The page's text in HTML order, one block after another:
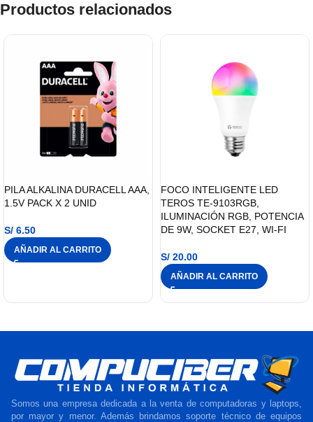
Productos relacionados
PILA ALKALINA DURACELL AAA,
1.5V PACK X 2 UNID
S/ 6.50
AÑADIR AL CARRITO
FOCO INTELIGENTE LED
TEROS TE-9103RGB,
ILUMINACIÓN RGB, POTENCIA
DE 9W, SOCKET E27, WI-FI
S/ 20.00
AÑADIR AL CARRITO
Somos una empresa dedicada a la venta de computadoras y laptops,
por mayor y menor. Además brindamos soporte técnico de equipos